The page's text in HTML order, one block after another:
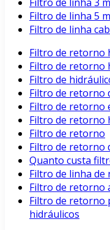
Filtro de linha 5
Filtro de linha
Filtro de retorno
Filtro de retorno
Filtro de
Filtro de retorno
Filtro de retorno
Filtro de retorno
Filtro de retorno
Filtro de retorno
Quanto custa
Filtro de linha
Filtro de retorno
Filtro de retorno
hidráulicos